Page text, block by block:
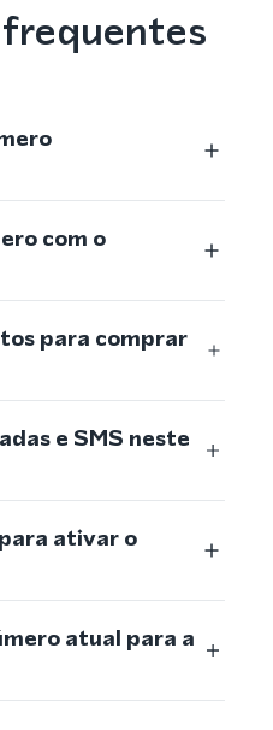
com o
para comprar
e SMS neste
ativar o
atual para a